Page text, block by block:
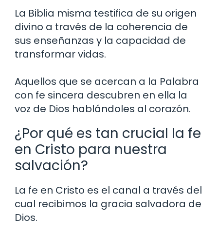
La Biblia misma testifica de su origen
divino a través de la coherencia de
sus enseñanzas y la capacidad de
transformar vidas.
Aquellos que se acercan a la Palabra
con fe sincera descubren en ella la
voz de Dios hablándoles al corazón.
¿Por qué es tan crucial la fe
en Cristo para nuestra
salvación?
La fe en Cristo es el canal a través del
cual recibimos la gracia salvadora de
Dios.